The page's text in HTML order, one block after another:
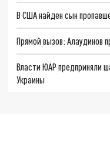
В США найден сын
Прямой вызов: Алаудинов
Власти ЮАР предприняли
Украины